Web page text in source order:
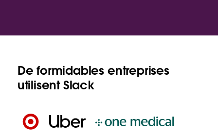
De formidables entreprises
utilisent Slack